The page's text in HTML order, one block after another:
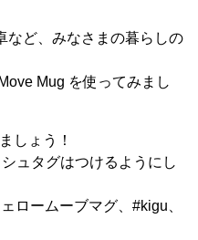
など、みなさまの暮らしの
Mug を使ってみまし
しょう！
ュタグはつけるようにし
ロームーブマグ、#kigu、